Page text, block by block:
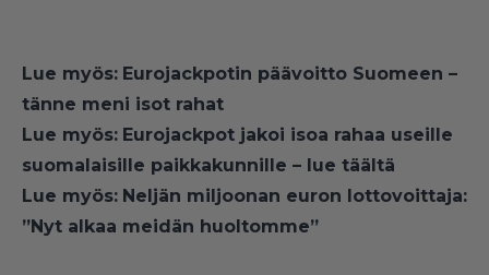
Lue myös: Eurojackpotin päävoitto Suomeen –
tänne meni isot rahat
Lue myös: Eurojackpot jakoi isoa rahaa useille
suomalaisille paikkakunnille – lue täältä
Lue myös: Neljän miljoonan euron lottovoittaja:
”Nyt alkaa meidän huoltomme”